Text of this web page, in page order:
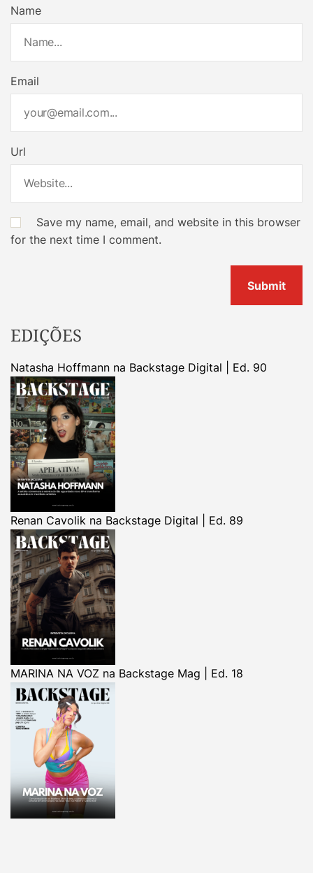
Name
Email
Url
Save my name, email, and website in this browser
for the next time I comment.
EDIÇÕES
Natasha Hoffmann na Backstage Digital | Ed. 90
Renan Cavolik na Backstage Digital | Ed. 89
MARINA NA VOZ na Backstage Mag | Ed. 18